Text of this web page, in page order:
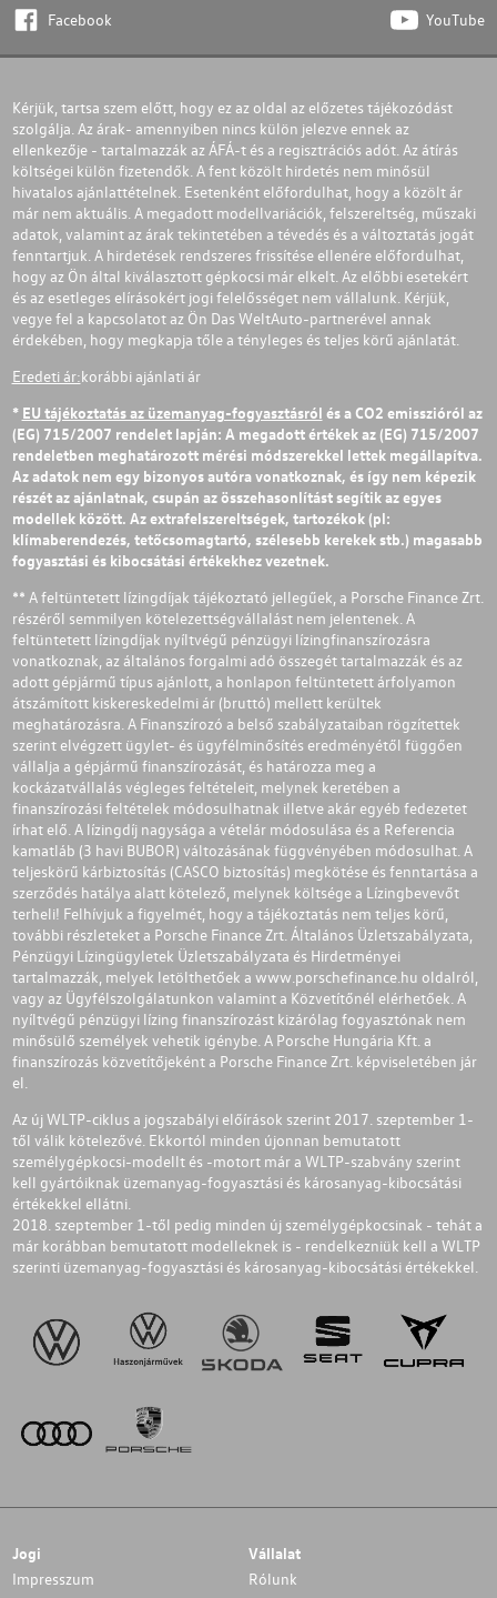
Facebook YouTube
Kérjük, tartsa szem előtt, hogy ez az oldal az előzetes tájékozódást
szolgálja. Az árak- amennyiben nincs külön jelezve ennek az
ellenkezője - tartalmazzák az ÁFÁ-t és a regisztrációs adót. Az átírás
költségei külön fizetendők. A fent közölt hirdetés nem minősül
hivatalos ajánlattételnek. Esetenként előfordulhat, hogy a közölt ár
már nem aktuális. A megadott modellvariációk, felszereltség, műszaki
adatok, valamint az árak tekintetében a tévedés és a változtatás jogát
fenntartjuk. A hirdetések rendszeres frissítése ellenére előfordulhat,
hogy az Ön által kiválasztott gépkocsi már elkelt. Az előbbi esetekért
és az esetleges elírásokért jogi felelősséget nem vállalunk. Kérjük,
vegye fel a kapcsolatot az Ön Das WeltAuto-partnerével annak
érdekében, hogy megkapja tőle a tényleges és teljes körű ajánlatát.
Eredeti ár:korábbi ajánlati ár
* EU tájékoztatás az üzemanyag-fogyasztásról és a CO2 emisszióról az
(EG) 715/2007 rendelet lapján: A megadott értékek az (EG) 715/2007
rendeletben meghatározott mérési módszerekkel lettek megállapítva.
Az adatok nem egy bizonyos autóra vonatkoznak, és így nem képezik
részét az ajánlatnak, csupán az összehasonlítást segítik az egyes
modellek között. Az extrafelszereltségek, tartozékok (pl:
klímaberendezés, tetőcsomagtartó, szélesebb kerekek stb.) magasabb
fogyasztási és kibocsátási értékekhez vezetnek.
** A feltüntetett lízingdíjak tájékoztató jellegűek, a Porsche Finance Zrt.
részéről semmilyen kötelezettségvállalást nem jelentenek. A
feltüntetett lízingdíjak nyíltvégű pénzügyi lízingfinanszírozásra
vonatkoznak, az általános forgalmi adó összegét tartalmazzák és az
adott gépjármű típus ajánlott, a honlapon feltüntetett árfolyamon
átszámított kiskereskedelmi ár (bruttó) mellett kerültek
meghatározásra. A Finanszírozó a belső szabályzataiban rögzítettek
szerint elvégzett ügylet- és ügyfélminősítés eredményétől függően
vállalja a gépjármű finanszírozását, és határozza meg a
kockázatvállalás végleges feltételeit, melynek keretében a
finanszírozási feltételek módosulhatnak illetve akár egyéb fedezetet
írhat elő. A lízingdíj nagysága a vételár módosulása és a Referencia
kamatláb (3 havi BUBOR) változásának függvényében módosulhat. A
teljeskörű kárbiztosítás (CASCO biztosítás) megkötése és fenntartása a
szerződés hatálya alatt kötelező, melynek költsége a Lízingbevevőt
terheli! Felhívjuk a figyelmét, hogy a tájékoztatás nem teljes körű,
további részleteket a Porsche Finance Zrt. Általános Üzletszabályzata,
Pénzügyi Lízingügyletek Üzletszabályzata és Hirdetményei
tartalmazzák, melyek letölthetőek a www.porschefinance.hu oldalról,
vagy az Ügyfélszolgálatunkon valamint a Közvetítőnél elérhetőek. A
nyíltvégű pénzügyi lízing finanszírozást kizárólag fogyasztónak nem
minősülő személyek vehetik igénybe. A Porsche Hungária Kft. a
finanszírozás közvetítőjeként a Porsche Finance Zrt. képviseletében jár
el.
Az új WLTP-ciklus a jogszabályi előírások szerint 2017. szeptember 1-
től válik kötelezővé. Ekkortól minden újonnan bemutatott
személygépkocsi-modellt és -motort már a WLTP-szabvány szerint
kell gyártóiknak üzemanyag-fogyasztási és károsanyag-kibocsátási
értékekkel ellátni.
2018. szeptember 1-től pedig minden új személygépkocsinak - tehát a
már korábban bemutatott modelleknek is - rendelkezniük kell a WLTP
szerinti üzemanyag-fogyasztási és károsanyag-kibocsátási értékekkel.
Jogi
Impresszum
Vállalat
Rólunk